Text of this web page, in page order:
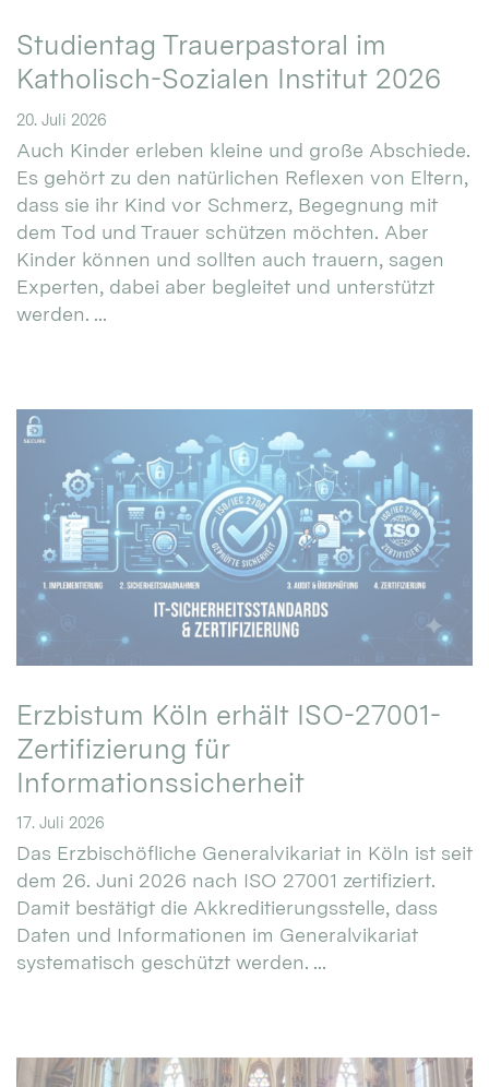
Studientag Trauerpastoral im
Katholisch-Sozialen Institut 2026
20. Juli 2026
Auch Kinder erleben kleine und große Abschiede.
Es gehört zu den natürlichen Reflexen von Eltern,
dass sie ihr Kind vor Schmerz, Begegnung mit
dem Tod und Trauer schützen möchten. Aber
Kinder können und sollten auch trauern, sagen
Experten, dabei aber begleitet und unterstützt
werden. ...
Erzbistum Köln erhält ISO-27001-
Zertifizierung für
Informationssicherheit
17. Juli 2026
Das Erzbischöfliche Generalvikariat in Köln ist seit
dem 26. Juni 2026 nach ISO 27001 zertifiziert.
Damit bestätigt die Akkreditierungsstelle, dass
Daten und Informationen im Generalvikariat
systematisch geschützt werden. ...